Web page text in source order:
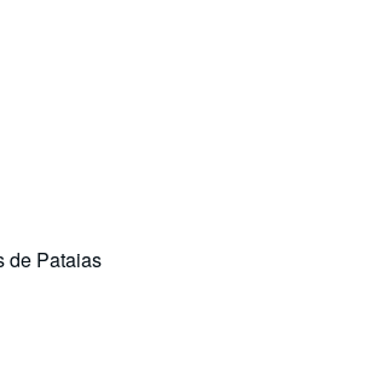
de Pataias